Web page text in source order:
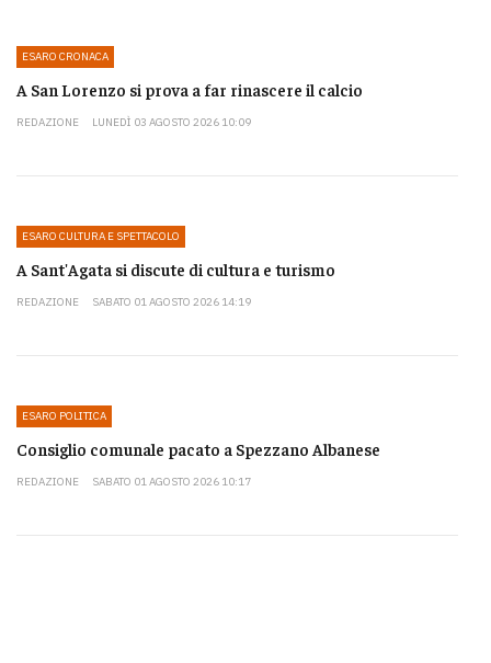
ESARO CRONACA
A San Lorenzo si prova a far rinascere il calcio
REDAZIONE LUNEDÌ 03 AGOSTO 2026 10:09
ESARO CULTURA E SPETTACOLO
A Sant'Agata si discute di cultura e turismo
REDAZIONE SABATO 01 AGOSTO 2026 14:19
ESARO POLITICA
Consiglio comunale pacato a Spezzano Albanese
REDAZIONE SABATO 01 AGOSTO 2026 10:17